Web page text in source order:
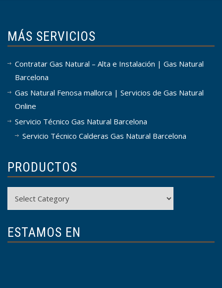
MÁS SERVICIOS
Contratar Gas Natural – Alta e Instalación | Gas Natural
Barcelona
Gas Natural Fenosa mallorca | Servicios de Gas Natural
Online
Servicio Técnico Gas Natural Barcelona
Servicio Técnico Calderas Gas Natural Barcelona
PRODUCTOS
ESTAMOS EN